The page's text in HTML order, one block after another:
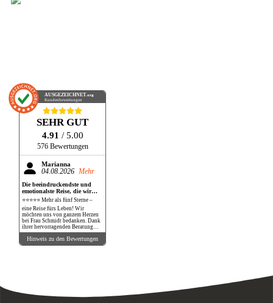
AUSGEZEICHNET.org
Kundenbewertungen
SEHR GUT
4.91 / 5.00
576 Bewertungen
Marianna
04.08.2026 Mehr
Die beeindruckendste und
emotionalste Reise, die wir
bisher gemacht haben!
⭐⭐⭐⭐⭐ Mehr als fünf Sterne –
eine Reise fürs Leben! Wir
möchten uns von ganzem Herzen
bei Frau Schmidt bedanken. Dank
ihrer hervorragenden Beratung
und perfekten Organisation
durften wir eine Reise erleben, die
unsere Erwartungen in jeder
unserem Fahrzeug entfernt lag,
Hinweis zu den Bewertungen